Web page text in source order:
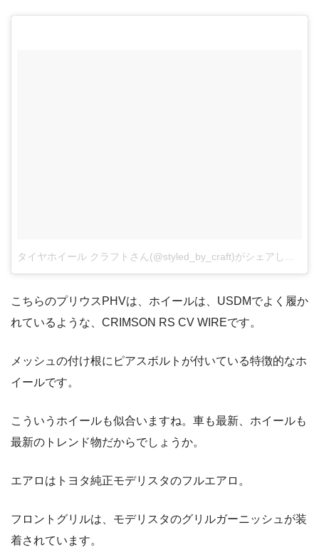
こちらのプリウスPHVは、ホイールは、USDMでよく履か
れているような、CRIMSON RS CV WIREです。
メッシュの付け根にピアスボルトが付いている特徴的なホ
イールです。
こういうホイールも似合いますね。車も最新、ホイールも
最新のトレンド物だからでしょうか。
エアロはトヨタ純正モデリスタのフルエアロ。
フロントグリルは、モデリスタのグリルガーニッシュが装
着されています。